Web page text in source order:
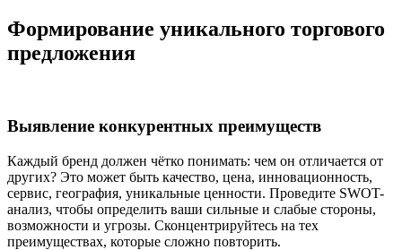
Формирование уникального торгового
предложения
Выявление конкурентных преимуществ
Каждый бренд должен чётко понимать: чем он отличается от
других? Это может быть качество, цена, инновационность,
сервис, география, уникальные ценности. Проведите SWOT-
анализ, чтобы определить ваши сильные и слабые стороны,
возможности и угрозы. Сконцентрируйтесь на тех
преимуществах, которые сложно повторить.